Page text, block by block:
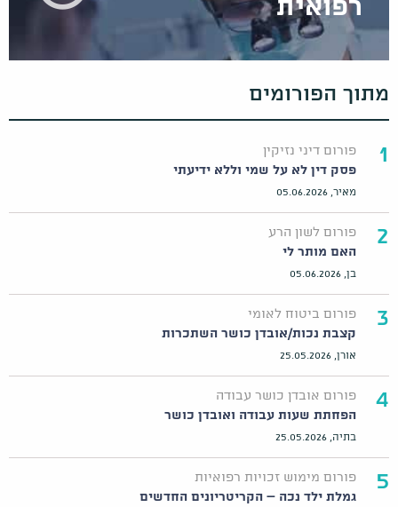
רפואית
מתוך הפורומים
1
פורום דיני נזיקין
פסק דין לא על שמי וללא ידיעתי
מאיר, 05.06.2026
2
פורום לשון הרע
האם מותר לי
בן, 05.06.2026
3
פורום ביטוח לאומי
קצבת נכות/אובדן כושר השתכרות
אורן, 25.05.2026
4
פורום אובדן כושר עבודה
הפחתת שעות עבודה ואובדן כושר
בתיה, 25.05.2026
5
פורום מימוש זכויות רפואיות
גמלת ילד נכה – הקריטריונים החדשים